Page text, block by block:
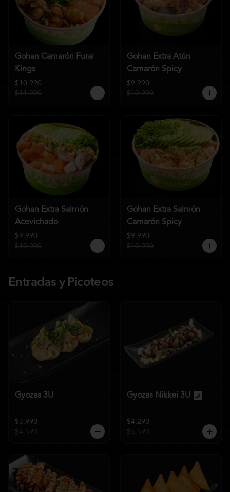
Gohan Camarón Furai
Kings
$10.990
$11.990
Gohan Extra Atún
Camarón Spicy
$9.990
$10.990
Gohan Extra Salmón
Acevichado
$9.990
$10.990
Gohan Extra Salmón
Camarón Spicy
$9.990
$10.990
Entradas y Picoteos
Gyozas 3U
$3.990
$4.590
Gyozas Nikkei 3U
$4.290
$5.590